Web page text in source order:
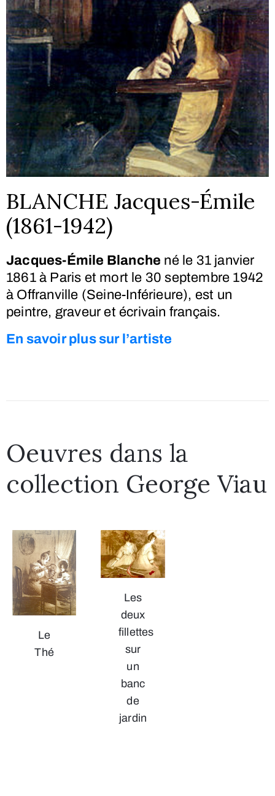
BLANCHE Jacques-Émile
(1861-1942)
Jacques-Émile Blanche né le 31 janvier
1861à Paris et mort le 30 septembre 1942
à Offranville (Seine-Inférieure), est un
peintre, graveur et écrivain français.
En savoir plus sur l’artiste
Oeuvres dans la
collection George Viau
Le
Thé
Les
deux
fillettes
sur
un
banc
de
jardin